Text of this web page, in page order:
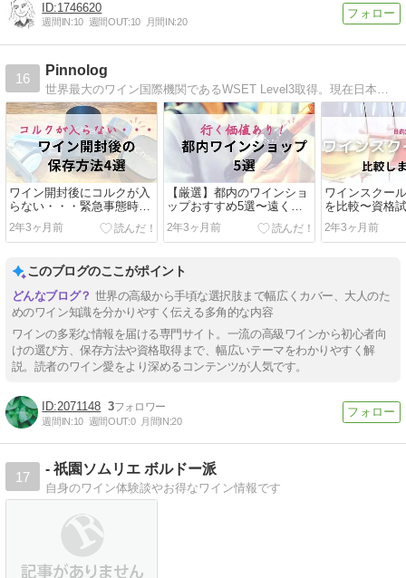
1746620
週間IN:10 週間OUT:10 月間IN:20
16
Pinnolog
ワイン開封後にコルクが入
らない・・・緊急事態時の
保存方法を紹介
2年3ヶ月前
【厳選】都内のワインショ
ップおすすめ5選〜遠くて
も行く価値あり〜
2年3ヶ月前
ワインスクー
を比較〜資格
座の値段を調
2年3ヶ月前
このブログのここがポイント
世界の高級から手頃な選択肢まで幅広くカバー、大人のた
めのワイン知識を分かりやすく伝える多角的な内容
ワインの多彩な情報を届ける専門サイト。一流の高級ワインから初心者向
けの選び方、保存方法や資格取得まで、幅広いテーマをわかりやすく解
説。読者のワイン愛をより深めるコンテンツが人気です。
2071148 3
週間IN:10 週間OUT:0 月間IN:20
17
- 祇園ソムリエ ボルドー派
自身のワイン体験談やお得なワイン情報です